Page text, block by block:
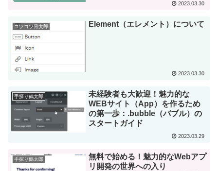
2023.03.30
コツコツ骨太郎 Element（エレメント）について
2023.03.30
手探り鶴太郎
未経験者も大歓迎！魅力的な
WEBサイト（App）を作るため
の第一歩：.bubble（バブル）の
スタートガイド
2023.03.29
手探り鶴太郎
無料で始める！魅力的なWebアプ
リ開発の世界への入り